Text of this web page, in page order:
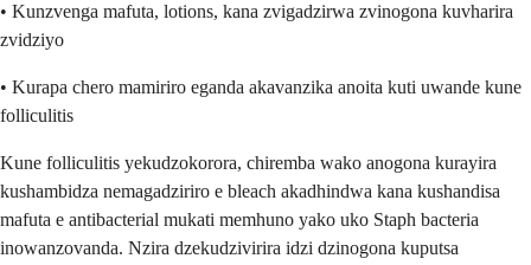
• Kunzvenga mafuta, lotions, kana zvigadzirwa zvinogona kuvharira
zvidziyo
• Kurapa chero mamiriro eganda akavanzika anoita kuti uwande kune
folliculitis
Kune folliculitis yekudzokorora, chiremba wako anogona kurayira
kushambidza nemagadziriro e bleach akadhindwa kana kushandisa
mafuta e antibacterial mukati memhuno yako uko Staph bacteria
inowanzovanda. Nzira dzekudzivirira idzi dzinogona kuputsa